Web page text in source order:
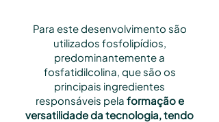
Para este desenvolvimento são
utilizados fosfolipídios,
predominantemente a
fosfatidilcolina, que são os
principais ingredientes
responsáveis pela formação e
versatilidade da tecnologia, tendo